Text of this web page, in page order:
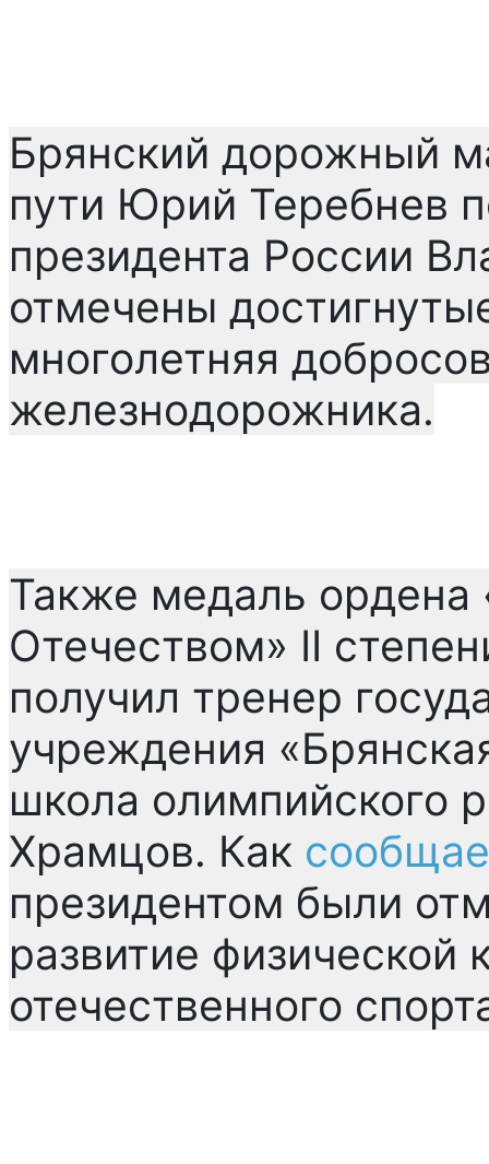
Брянский дорожный
пути Юрий Теребнев
президента России
отмечены
многолетняя
железнодорожника.
Также медаль ордена
Отечеством» II
получил тренер
учреждения
школа олимпийского
Храмцов. Как
президентом были
развитие физической
отечественного